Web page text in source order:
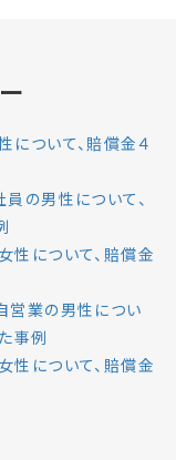
について、賠償金４
の男性について、
性について、賠償金
営業の男性につい
事例
性について、賠償金